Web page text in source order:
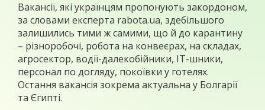
Вакансії, які українцям пропонують закордоном,
за словами експерта rabota.ua, здебільшого
залишились тими ж самими, що й до карантину
– різноробочі, робота на конвеєрах, на складах,
агросектор, водії-далекобійники, IT-шники,
персонал по догляду, покоївки у готелях.
Остання вакансія зокрема актуальна у Болгарії
та Єгипті.